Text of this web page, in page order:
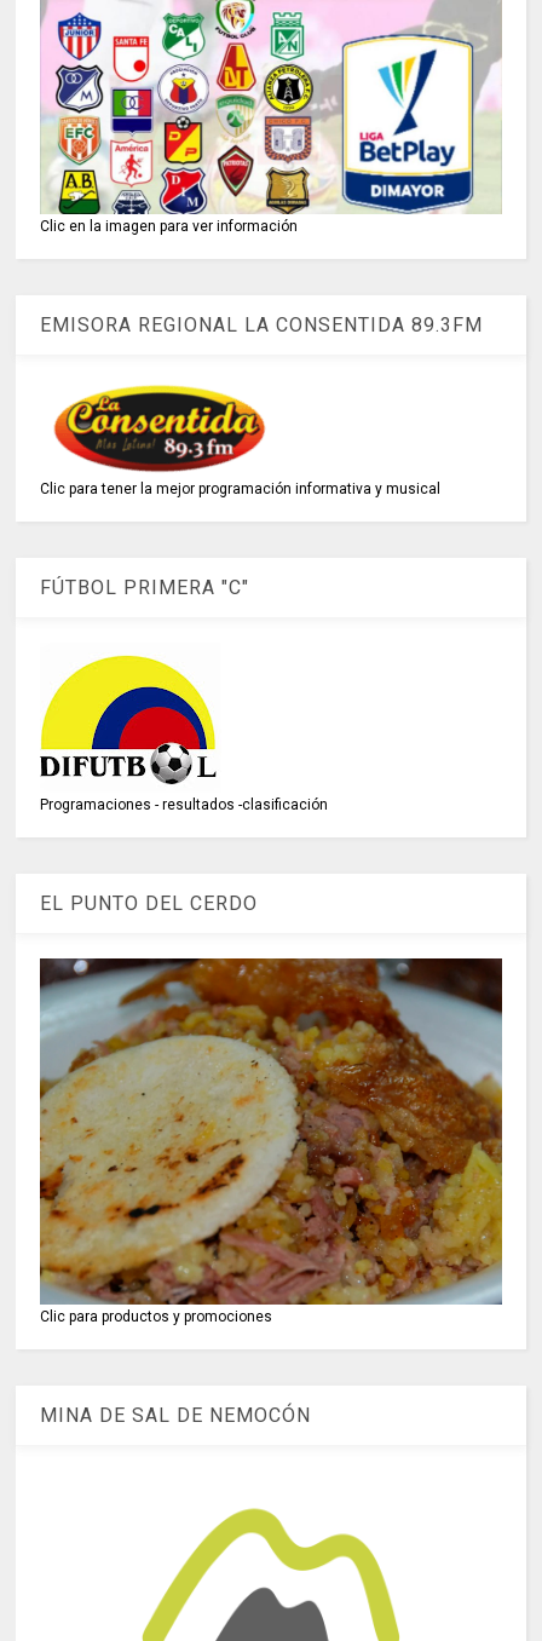
Clic en la imagen para ver información
EMISORA REGIONAL LA CONSENTIDA 89.3FM
Clic para tener la mejor programación informativa y musical
FÚTBOL PRIMERA "C"
Programaciones - resultados -clasificación
EL PUNTO DEL CERDO
Clic para productos y promociones
MINA DE SAL DE NEMOCÓN